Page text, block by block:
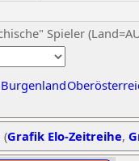
Spieler
Burgenland
(Grafik Elo-Zeitreihe,